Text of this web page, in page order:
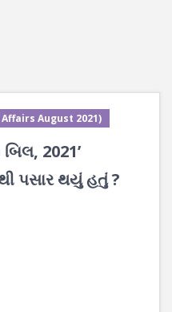
August 2021)
2021’
પસાર થયું હતું ?